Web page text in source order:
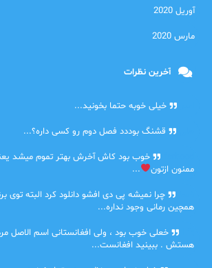
آوریل 2020
مارس 2020
آخرین نظرات
خیلی خوبه حتما بخونید...
قشنگ بوددد فصل دوم رو کسی داره؟...
خوب بود کاش آخرش بهتر تموم میشد
ممنون ازتون
...
چرا نمیشه پی دی افشو دانلود کرد البته
همچین رمانی وجود نداره...
خعلی خوب بود ، ولی افغانستانی اسم الاصل
هستش . ببینید افغانست...